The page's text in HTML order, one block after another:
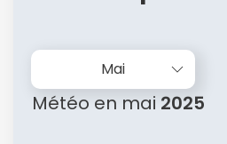
Mai
Météo en mai 2025